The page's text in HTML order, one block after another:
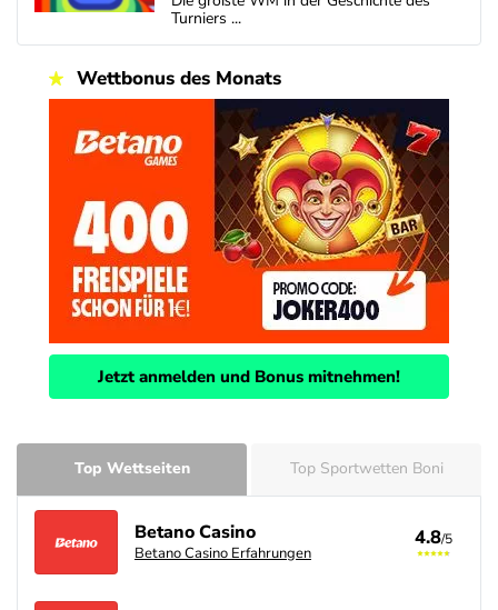
Turniers ...
Wettbonus des Monats
Jetzt anmelden und Bonus mitnehmen!
Top Wettseiten Top Sportwetten Boni
Betano Casino
Betano Casino Erfahrungen
4.8/5